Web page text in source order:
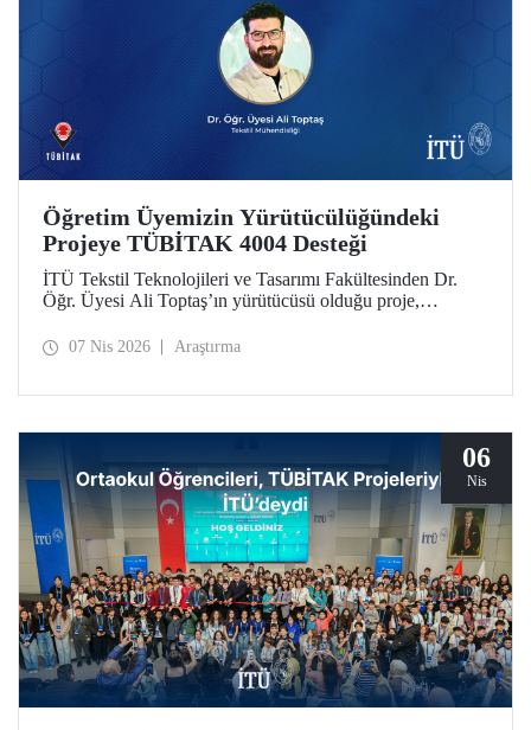
Öğretim Üyemizin Yürütücülüğündeki
Projeye TÜBİTAK 4004 Desteği
İTÜ Tekstil Teknolojileri ve Tasarımı Fakültesinden Dr.
Öğr. Üyesi Ali Toptaş’ın yürütücüsü olduğu proje,
Destekleme Programı kapsamında desteklenmeye hak
07 Nis 2026 Araştırma
06
Nis